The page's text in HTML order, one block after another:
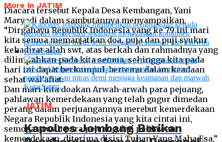
Diacara tersebut Kepala Desa Kembangan, Yani
Maryadi dalam sambutannya menyampaikan,
“Dirgahayu Republik Indonesia yang ke 79 ini mari
kita semua memanjatkan doa, puja dan puji syukur
kehadirat allah swt, atas berkah dan rahmadnya yang
dilimpahkan pada kita semua, sehingga kita pada
hari ini dapat berkumpul, bertemu dalam keadaan
sehat wal’afiat.
Dan mari kita doakan Arwah-arwah para pejuang,
pahlawan kemerdekaan yang telah gugur dimedan
perang dalam perjuangannya merebut kemerdekaan
Negara Republik Indonesia yang kita cintai ini,
semoga arwah para pejuang dan pahlawan
kemerdekaan, diterima disisi Tuhan Yang Maha Esa,”
More in JATIM
JATIM
Kapolres Jombang Berikan